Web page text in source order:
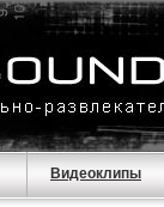
Видеоклипы